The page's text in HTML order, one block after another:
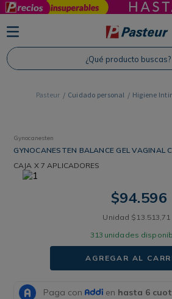
¿Qué producto buscas?
Cuidado personal Higiene
Gynocanesten
GYNOCANESTEN BALANCE GEL VAGINAL
CAJA X 7 APLICADORES
$94.596
Unidad $ 13 513 ,71
313 unidades
AGREGAR AL
TÉRMINOS MÁS BUSCADOS
1. Protector Solar
2. Shampoo